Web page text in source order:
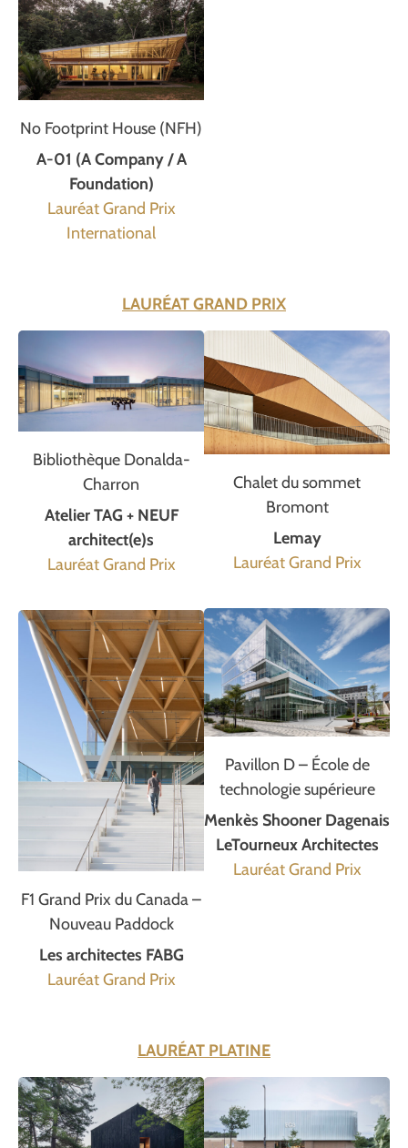
No Footprint House (NFH)
A-01 (A Company / A
Foundation)
Lauréat Grand Prix
International
LAURÉAT GRAND PRIX
Bibliothèque Donalda-
Charron
Atelier TAG + NEUF
architect(e)s
Lauréat Grand Prix
F1 Grand Prix du Canada –
Nouveau Paddock
Les architectes FABG
Lauréat Grand Prix
Chalet du sommet
Bromont
Lemay
Lauréat Grand Prix
Pavillon D – École de
technologie supérieure
Menkès Shooner Dagenais
LeTourneux Architectes
Lauréat Grand Prix
LAURÉAT PLATINE